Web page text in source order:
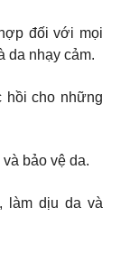
đối với mọi
da nhạy cảm.
hồi cho những
bảo vệ da.
làm dịu da và